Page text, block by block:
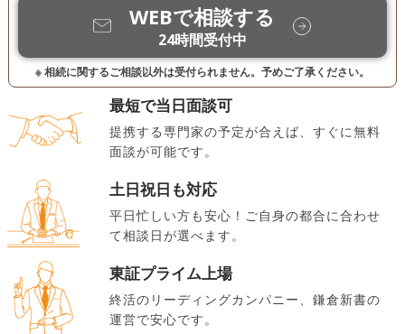
WEBで相談する
24時間受付中
※ 相続に関するご相談以外は受付られません。予めご了承ください。
最短で当日面談可
提携する専門家の予定が合えば、すぐに無料
面談が可能です。
土日祝日も対応
平日忙しい方も安心！ご自身の都合に合わせ
て相談日が選べます。
東証プライム上場
終活のリーディングカンパニー、鎌倉新書の
運営で安心です。